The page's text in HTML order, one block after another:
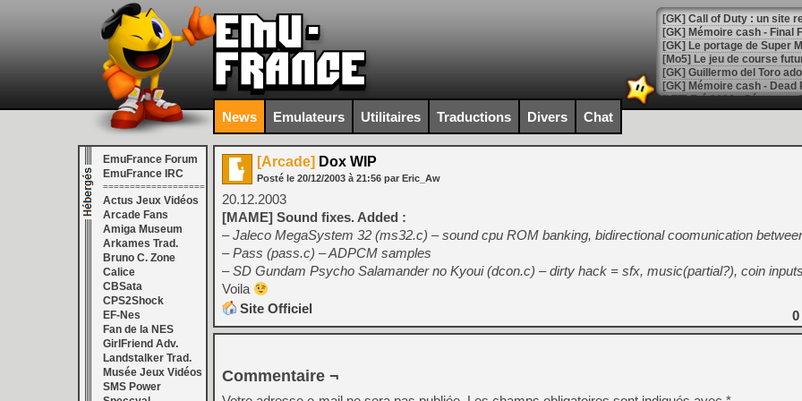
[GK] Le portage de Super
[Mo5] Le jeu de course
[GK] Guillermo del Toro
[LTF] Eté 2026 - Séquence
[GK] Mistfall Hunter :
[GK] Wo Long 2 évolue
[GK] Crossfire : un TPS à
[LS] [PS5] Premiers
[Mo5] DOOM arrive en
[GK] Bethesda fête les 30
[GK] Roblox : l'action en
[GK] Agenda - GeForce
[LS] [PS5] ps5-y2jb-
News Emulateurs Utilitaires Traductions Divers Chat
EmuFrance Forum
EmuFrance IRC
===================
Actus Jeux Vidéos
Arcade Fans
Amiga Museum
Arkames Trad.
Bruno C. Zone
Calice
CBSata
CPS2Shock
EF-Nes
Fan de la NES
GirlFriend Adv.
Landstalker Trad.
Musée Jeux Vidéos
SMS Power
[Arcade] Dox WIP
Posté le 20/12/2003 à 21:56 par Eric_Aw
20.12.2003
[MAME] Sound fixes. Added :
– Jaleco MegaSystem 32 (ms32.c) – sound cpu ROM banking, bidirectional coomunication
– Pass (pass.c) – ADPCM samples
– SD Gundam Psycho Salamander no Kyoui (dcon.c) – dirty hack = sfx, music(partial?), coin inputs
Voila
Site Officiel
0
Commentaire ¬